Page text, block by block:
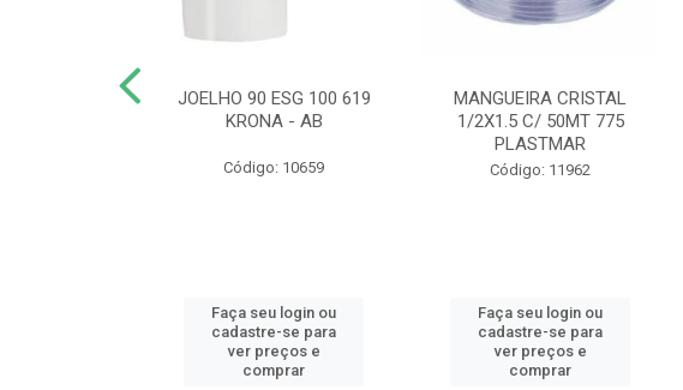
JOELHO 90 ESG 100 619
KRONA - AB
Código: 10659
Faça seu login ou
cadastre-se para
ver preços e
comprar
MANGUEIRA CRISTAL
1/2X1.5 C/ 50MT 775
PLASTMAR
Código: 11962
Faça seu login ou
cadastre-se para
ver preços e
comprar